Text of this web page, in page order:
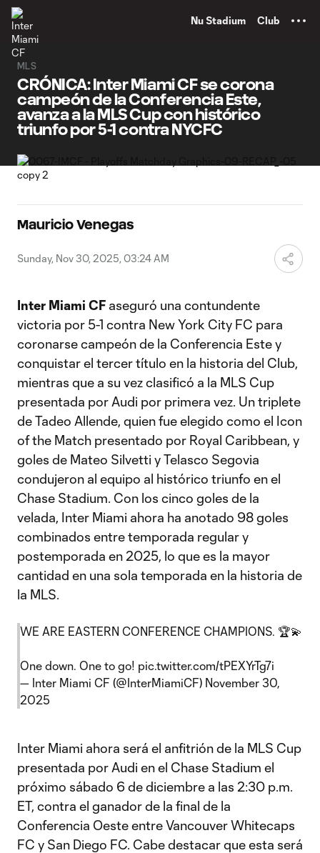
Nu Stadium Club
MLS
CRÓNICA: Inter Miami CF se corona
campeón de la Conferencia Este,
avanza a la MLS Cup con histórico
triunfo por 5-1 contra NYCFC
Mauricio Venegas
Sunday, Nov 30, 2025, 03:24 AM
Inter Miami CF aseguró una contundente
victoria por 5-1 contra New York City FC para
coronarse campeón de la Conferencia Este y
conquistar el tercer título en la historia del Club,
mientras que a su vez clasificó a la MLS Cup
presentada por Audi por primera vez. Un triplete
de Tadeo Allende, quien fue elegido como el Icon
of the Match presentado por Royal Caribbean, y
goles de Mateo Silvetti y Telasco Segovia
condujeron al equipo al histórico triunfo en el
Chase Stadium. Con los cinco goles de la
velada, Inter Miami ahora ha anotado 98 goles
combinados entre temporada regular y
postemporada en 2025, lo que es la mayor
cantidad en una sola temporada en la historia de
la MLS.
WE ARE EASTERN CONFERENCE CHAMPIONS. 🏆💫
One down. One to go! pic.twitter.com/tPEXYrTg7i
— Inter Miami CF (@InterMiamiCF) November 30,
2025
Inter Miami ahora será el anfitrión de la MLS Cup
presentada por Audi en el Chase Stadium el
próximo sábado 6 de diciembre a las 2:30 p.m.
ET, contra el ganador de la final de la
Conferencia Oeste entre Vancouver Whitecaps
FC y San Diego FC. Cabe destacar que esta será